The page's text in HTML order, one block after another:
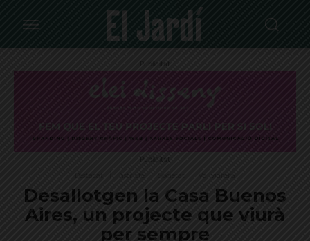
Publicitat
Publicitat
Desallotgen la Casa Buenos
Aires, un projecte que viurà
per sempre